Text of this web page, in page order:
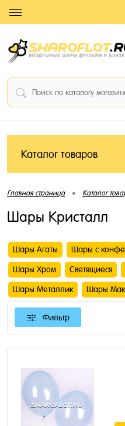
Каталог товаров
Главная страница • Каталог
Шары Кристалл
Шары Агаты Шары с
Шары Хром Светящиеся
Шары Металлик Шары
Фильтр